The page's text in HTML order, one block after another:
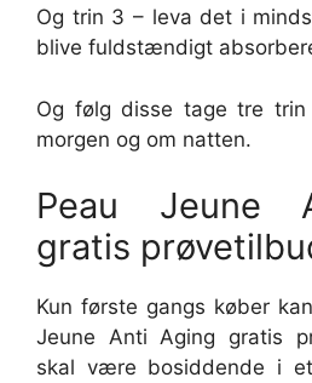
Og trin 3 – leva det i
blive fuldstændigt
Og følg disse tage tre
morgen og om natten.
Peau Jeune
gratis
Kun første gangs køber
Jeune Anti Aging gratis
skal være bosiddende i